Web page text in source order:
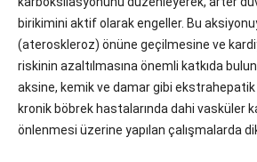
birikimini aktif olarak engeller. Bu
(ateroskleroz) önüne geçilmesine ve
riskinin azaltılmasına önemli katkıda
aksine, kemik ve damar gibi
kronik böbrek hastalarında dahi vasküler
önlenmesi üzerine yapılan çalışmalarda